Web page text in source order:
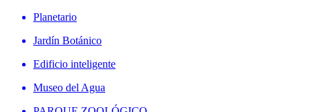
Planetario
Jardín Botánico
Edificio inteligente
Museo del Agua